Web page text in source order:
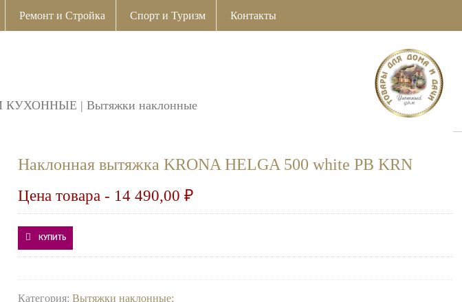
Ремонт и Стройка Спорт и Туризм Контакты
КУХОННЫЕ |Вытяжки наклонные
Наклонная вытяжка KRONA HELGA 500 white PB KRN
Цена товара - 14 490,00₽
КУПИТЬ
Категория:Вытяжки наклонные